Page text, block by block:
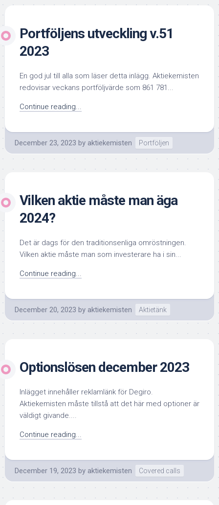
Portföljens utveckling v.51
2023
En god jul till alla som läser detta inlägg. Aktiekemisten
redovisar veckans portföljvärde som 861 781...
Continue reading...
December 23, 2023 by aktiekemisten Portföljen
Vilken aktie måste man äga
2024?
Det är dags för den traditionsenliga omröstningen.
Vilken aktie måste man som investerare ha i sin...
Continue reading...
December 20, 2023 by aktiekemisten Aktietänk
Optionslösen december 2023
Inlägget innehåller reklamlänk för Degiro.
Aktiekemisten måste tillstå att det här med optioner är
väldigt givande....
Continue reading...
December 19, 2023 by aktiekemisten Covered calls